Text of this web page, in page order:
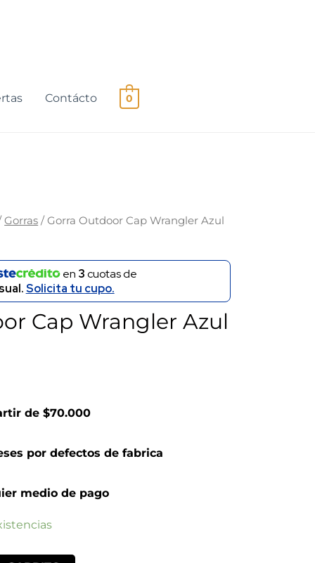
Contácto 0
Gorras / Gorra Outdoor Cap Wrangler Azul
en 3cuotas de
Solicita tu cupo.
Cap Wrangler Azul
de $70.000
por defectos de fabrica
medio de pago